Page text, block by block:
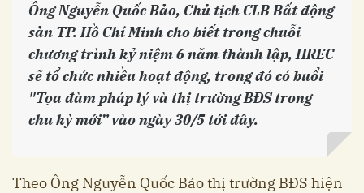
Ông Nguyễn Quốc Bảo, Chủ tịch CLB Bất động
sản TP. Hồ Chí Minh cho biết trong chuỗi
chương trình kỷ niệm 6 năm thành lập, HREC
sẽ tổ chức nhiều hoạt động, trong đó có buổi
"Tọa đàm pháp lý và thị trường BĐS trong
chu kỳ mới” vào ngày 30/5 tới đây.
Theo Ông Nguyễn Quốc Bảo thị trường BĐS hiện